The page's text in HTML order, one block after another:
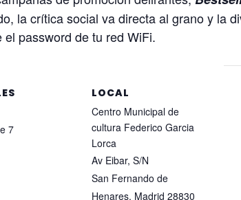
la crítica social va directa al grano y la
password de tu red WiFi.
7
LOCAL
Centro Municipal de
cultura Federico Garcia
Lorca
Av Eibar, S/N
San Fernando de
Henares, Madrid 28830